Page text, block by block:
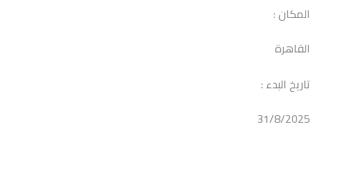
المكان :
القاهرة
تاريخ البدء :
31/8/2025